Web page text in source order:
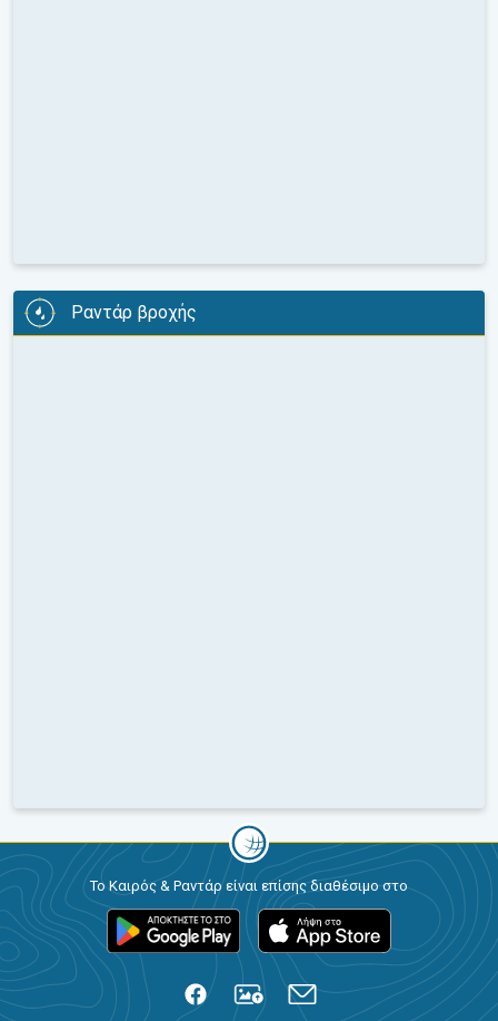
Ραντάρ βροχής
Το Καιρός & Ραντάρ είναι επίσης διαθέσιμο στο